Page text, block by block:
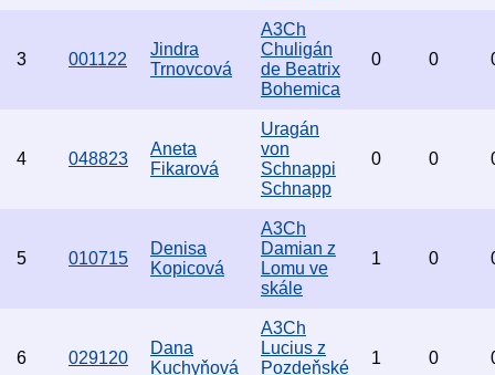
3 001122
Jindra
Trnovcová
A3Ch
Chuligán
de Beatrix
Bohemica
0 0
4 048823
Aneta
Fikarová
Uragán
von
Schnappi
Schnapp
0 0
5 010715
Denisa
Kopicová
A3Ch
Damian z
Lomu ve
skále
1 0
6 029120
Dana
Kuchyňová
A3Ch
Lucius z
Pozdeňské
1 0